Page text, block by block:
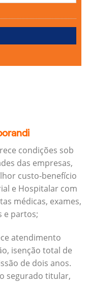
condições sob
das empresas,
custo-benefício
e Hospitalar com
médicas, exames,
e partos;
atendimento
isenção total de
de dois anos.
segurado titular,